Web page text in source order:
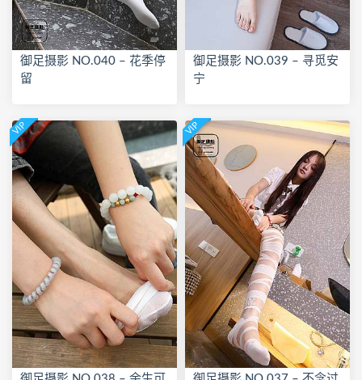
御足摄影 NO.040 – 花季停
留
御足摄影 NO.039 – 寻觅安
宁
VIP VIP